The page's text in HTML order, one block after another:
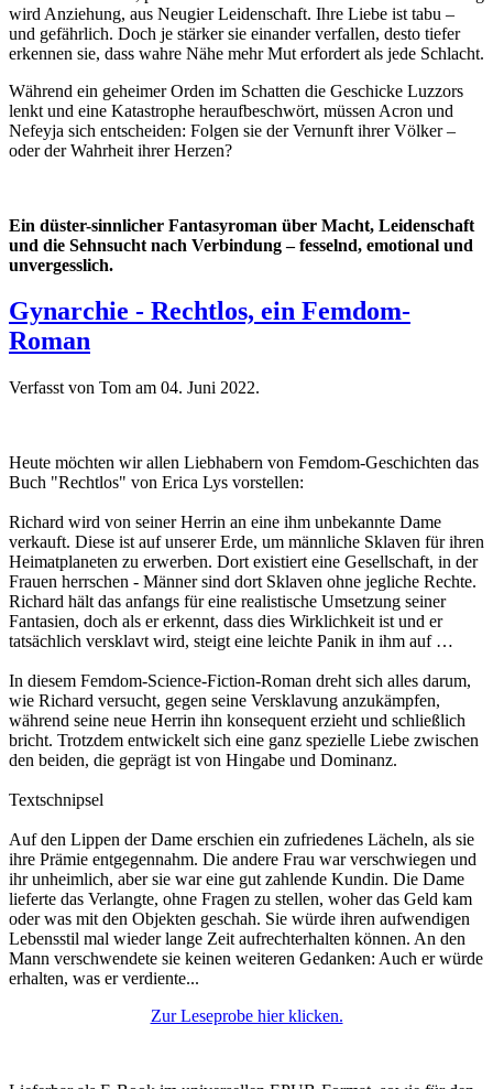
wird Anziehung, aus Neugier Leidenschaft. Ihre Liebe ist tabu –
und gefährlich. Doch je stärker sie einander verfallen, desto tiefer
erkennen sie, dass wahre Nähe mehr Mut erfordert als jede Schlacht.
Während ein geheimer Orden im Schatten die Geschicke Luzzors
lenkt und eine Katastrophe heraufbeschwört, müssen Acron und
Nefeyja sich entscheiden: Folgen sie der Vernunft ihrer Völker –
oder der Wahrheit ihrer Herzen?
Ein düster-sinnlicher Fantasyroman über Macht, Leidenschaft
und die Sehnsucht nach Verbindung – fesselnd, emotional und
unvergesslich.
Gynarchie - Rechtlos, ein Femdom-
Roman
Verfasst von Tom am 04. Juni 2022.
Heute möchten wir allen Liebhabern von Femdom-Geschichten das
Buch "Rechtlos" von Erica Lys vorstellen:
Richard wird von seiner Herrin an eine ihm unbekannte Dame
verkauft. Diese ist auf unserer Erde, um männliche Sklaven für ihren
Heimatplaneten zu erwerben. Dort existiert eine Gesellschaft, in der
Frauen herrschen - Männer sind dort Sklaven ohne jegliche Rechte.
Richard hält das anfangs für eine realistische Umsetzung seiner
Fantasien, doch als er erkennt, dass dies Wirklichkeit ist und er
tatsächlich versklavt wird, steigt eine leichte Panik in ihm auf …
In diesem Femdom-Science-Fiction-Roman dreht sich alles darum,
wie Richard versucht, gegen seine Versklavung anzukämpfen,
während seine neue Herrin ihn konsequent erzieht und schließlich
bricht. Trotzdem entwickelt sich eine ganz spezielle Liebe zwischen
den beiden, die geprägt ist von Hingabe und Dominanz.
Textschnipsel
Auf den Lippen der Dame erschien ein zufriedenes Lächeln, als sie
ihre Prämie entgegennahm. Die andere Frau war verschwiegen und
ihr unheimlich, aber sie war eine gut zahlende Kundin. Die Dame
lieferte das Verlangte, ohne Fragen zu stellen, woher das Geld kam
oder was mit den Objekten geschah. Sie würde ihren aufwendigen
Lebensstil mal wieder lange Zeit aufrechterhalten können. An den
Mann verschwendete sie keinen weiteren Gedanken: Auch er würde
erhalten, was er verdiente...
Zur Leseprobe hier klicken.